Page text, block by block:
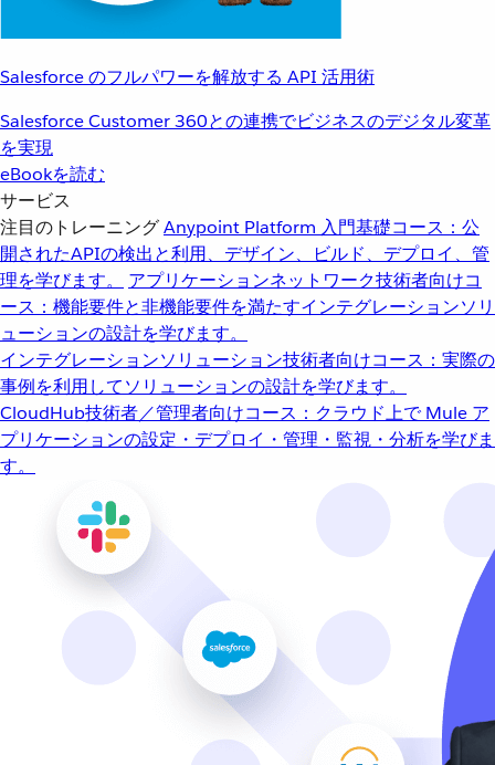
Salesforce のフルパワーを解放する API 活用術
Salesforce Customer 360との連携でビジネスのデジタル変革
を実現
eBookを読む
サービス
注目のトレーニングAnypoint Platform 入門基礎コース：公
開されたAPIの検出と利用、デザイン、ビルド、デプロイ、管
理を学びます。
アプリケーションネットワーク技術者向けコ
ース：機能要件と非機能要件を満たすインテグレーションソリ
ューションの設計を学びます。
インテグレーションソリューション技術者向けコース：実際の
事例を利用してソリューションの設計を学びます。
CloudHub技術者／管理者向けコース：クラウド上で Mule ア
プリケーションの設定・デプロイ・管理・監視・分析を学びま
す。